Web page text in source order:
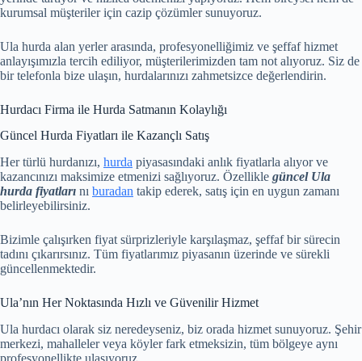
kurumsal müşteriler için cazip çözümler sunuyoruz.
Ula hurda alan yerler arasında, profesyonelliğimiz ve şeffaf hizmet
anlayışımızla tercih ediliyor, müşterilerimizden tam not alıyoruz. Siz de
bir telefonla bize ulaşın, hurdalarınızı zahmetsizce değerlendirin.
Hurdacı Firma ile Hurda Satmanın Kolaylığı
Güncel Hurda Fiyatları ile Kazançlı Satış
Her türlü hurdanızı, hurda piyasasındaki anlık fiyatlarla alıyor ve
kazancınızı maksimize etmenizi sağlıyoruz. Özellikle güncel Ula
hurda fiyatları nı buradan takip ederek, satış için en uygun zamanı
belirleyebilirsiniz.
Bizimle çalışırken fiyat sürprizleriyle karşılaşmaz, şeffaf bir sürecin
tadını çıkarırsınız. Tüm fiyatlarımız piyasanın üzerinde ve sürekli
güncellenmektedir.
Ula’nın Her Noktasında Hızlı ve Güvenilir Hizmet
Ula hurdacı olarak siz neredeyseniz, biz orada hizmet sunuyoruz. Şehir
merkezi, mahalleler veya köyler fark etmeksizin, tüm bölgeye aynı
profesyonellikte ulaşıyoruz.